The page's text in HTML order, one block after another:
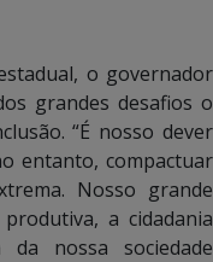
o governador
grandes desafios o
“É nosso dever
entanto, compactuar
Nosso grande
a cidadania
nossa sociedade